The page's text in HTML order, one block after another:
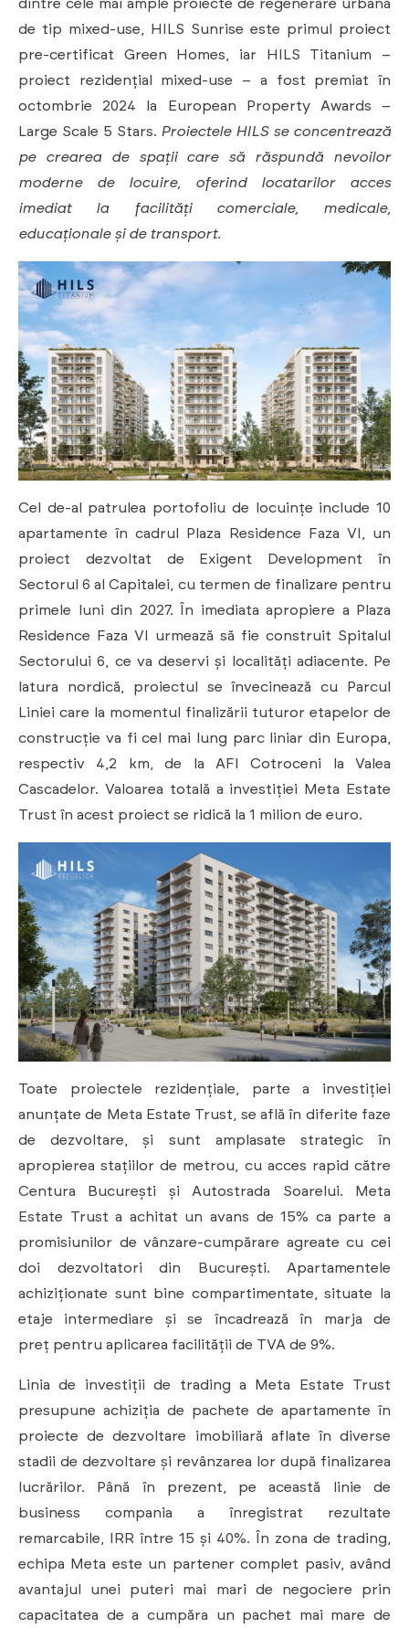
dintre cele mai ample proiecte de regenerare urbană
de tip mixed-use, HILS Sunrise este primul proiect
pre-certificat Green Homes, iar HILS Titanium –
proiect rezidențial mixed-use – a fost premiat în
octombrie 2024 la European Property Awards –
Large Scale 5 Stars. Proiectele HILS se concentrează
pe crearea de spații care să răspundă nevoilor
moderne de locuire, oferind locatarilor acces
imediat la facilități comerciale, medicale,
educaționale și de transport.
Cel de-al patrulea portofoliu de locuințe include 10
apartamente în cadrul Plaza Residence Faza VI, un
proiect dezvoltat de Exigent Development în
Sectorul 6 al Capitalei, cu termen de finalizare pentru
primele luni din 2027. În imediata apropiere a Plaza
Residence Faza VI urmează să fie construit Spitalul
Sectorului 6, ce va deservi și localități adiacente. Pe
latura nordică, proiectul se învecinează cu Parcul
Liniei care la momentul finalizării tuturor etapelor de
construcție va fi cel mai lung parc liniar din Europa,
respectiv 4,2 km, de la AFI Cotroceni la Valea
Cascadelor. Valoarea totală a investiției Meta Estate
Trust în acest proiect se ridică la 1 milion de euro.
Toate proiectele rezidențiale, parte a investiției
anunțate de Meta Estate Trust, se află în diferite faze
de dezvoltare, și sunt amplasate strategic în
apropierea stațiilor de metrou, cu acces rapid către
Centura București și Autostrada Soarelui. Meta
Estate Trust a achitat un avans de 15% ca parte a
promisiunilor de vânzare-cumpărare agreate cu cei
doi dezvoltatori din București. Apartamentele
achiziționate sunt bine compartimentate, situate la
etaje intermediare și se încadrează în marja de
preț pentru aplicarea facilității de TVA de 9%.
Linia de investiții de trading a Meta Estate Trust
presupune achiziția de pachete de apartamente în
proiecte de dezvoltare imobiliară aflate în diverse
stadii de dezvoltare și revânzarea lor după finalizarea
lucrărilor. Până în prezent, pe această linie de
business compania a înregistrat rezultate
remarcabile, IRR între 15 și 40%. În zona de trading,
echipa Meta este un partener complet pasiv, având
avantajul unei puteri mai mari de negociere prin
capacitatea de a cumpăra un pachet mai mare de